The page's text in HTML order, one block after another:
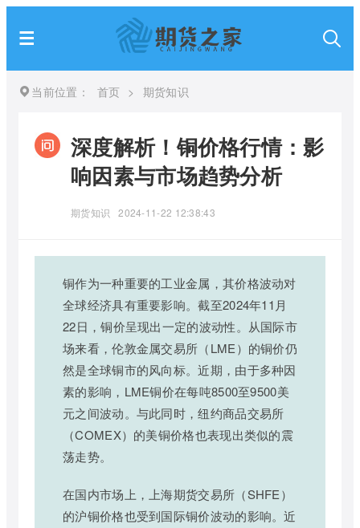
当前位置： 首页 > 期货知识
深度解析！铜价格行情：影
响因素与市场趋势分析
期货知识 2024-11-22 12:38:43
铜作为一种重要的工业金属，其价格波动对
全球经济具有重要影响。截至2024年11月
22日，铜价呈现出一定的波动性。从国际市
场来看，伦敦金属交易所（LME）的铜价仍
然是全球铜市的风向标。近期，由于多种因
素的影响，LME铜价在每吨8500至9500美
元之间波动。与此同时，纽约商品交易所
（COMEX）的美铜价格也表现出类似的震
荡走势。
在国内市场上，上海期货交易所（SHFE）
的沪铜价格也受到国际铜价波动的影响。近